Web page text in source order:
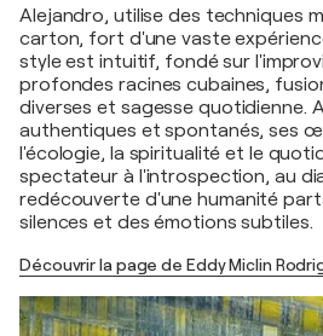
Alejandro, utilise des techniques
carton, fort d'une vaste
style est intuitif, fondé sur
profondes racines cubaines,
diverses et sagesse quotidienne.
authentiques et spontanés, ses
l'écologie, la spiritualité et le
spectateur à l'introspection, au
redécouverte d'une humanité
silences et des émotions subtiles.
Découvrir la page de Eddy Miclin